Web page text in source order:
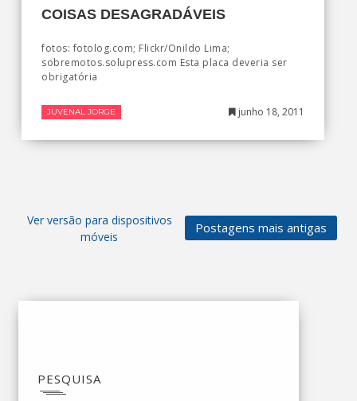
COISAS DESAGRADÁVEIS
fotos: fotolog.com; Flickr/Onildo Lima;
sobremotos.solupress.com Esta placa deveria ser
obrigatória
JUVENAL JORGE junho 18, 2011
Postagens mais antigas
Ver versão para dispositivos
móveis
PESQUISA